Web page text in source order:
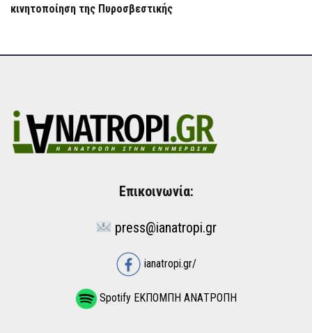
κινητοποίηση της Πυροσβεστικής
Επικοινωνία:
press@ianatropi.gr
ianatropi.gr/
Spotify ΕΚΠΟΜΠΗ ΑΝΑΤΡΟΠΗ